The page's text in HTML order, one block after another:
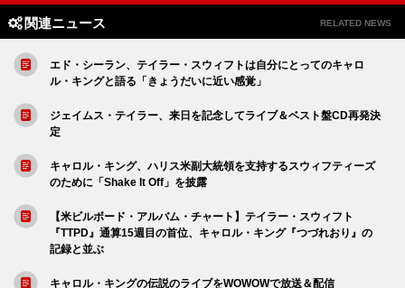
関連ニュース RELATED NEWS
エド・シーラン、テイラー・スウィフトは自分にとってのキャロ
ル・キングと語る「きょうだいに近い感覚」
ジェイムス・テイラー、来日を記念してライブ＆ベスト盤CD再発決
定
キャロル・キング、ハリス米副大統領を支持するスウィフティーズ
のために「Shake It Off」を披露
【米ビルボード・アルバム・チャート】テイラー・スウィフト
『TTPD』通算15週目の首位、キャロル・キング『つづれおり』の
記録と並ぶ
キャロル・キングの伝説のライブをWOWOWで放送＆配信